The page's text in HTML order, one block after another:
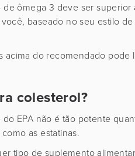
ômega 3 deve ser superior
baseado no seu estilo
acima do recomendado pode
colesterol?
EPA não é tão potente
as estatinas.
tipo de suplemento